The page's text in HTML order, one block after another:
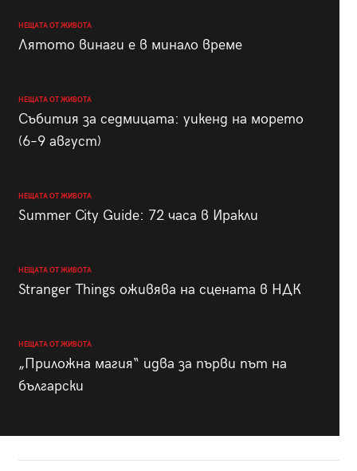
НЕЩАТА ОТ ЖИВОТА
Лятото винаги е в минало време
НЕЩАТА ОТ ЖИВОТА
Събития за седмицата: уикенд на морето
(6–9 август)
НЕЩАТА ОТ ЖИВОТА
Summer City Guide: 72 часа в Иракли
НЕЩАТА ОТ ЖИВОТА
Stranger Things оживява на сцената в НДК
НЕЩАТА ОТ ЖИВОТА
„Приложна магия“ идва за първи път на
български